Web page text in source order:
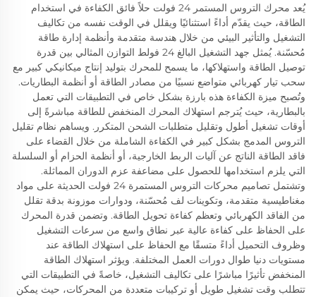
يُعد محرك التروس المستمر 24 فولت حلاً فائق الكفاءة في استخدام
الطاقة، حيث يقدّم أداءً استثنائيًا ويقلل في الوقت نفسه من تكاليف
التشغيل والتأثير البيئي من خلال هندسة متقدمة وأنظمة إدارة طاقة
مُحسّنة. يُمثل جهد التشغيل البالغ 24 فولط التوازن المثالي بين قدرة
توصيل الطاقة واستهلاكها، ما يسمح للمحرك بتوليد إنتاج ميكانيكي كبير مع
سحب تيار كهربائي متواضع نسبيًا من مصادر الطاقة أو أنظمة البطاريات.
وتُصبح ميزة الكفاءة هذه بارزة بشكل خاص في التطبيقات التي تعمل
بالبطارية، حيث يُترجم استهلاك المحرك المنخفض للطاقة مباشرةً إلى
أوقات تشغيل أطول وتقليل متطلبات الشحن المتكرر. ويساهم نظام تقليل
التروس المدمج بشكل كبير في الكفاءة الشاملة من خلال القضاء على
فاقد الطاقة الناتج عن آليات الربط الخارجية، أو أنظمة الحزام أو السلسلة
التي يلزم استخدامها للحصول على مضاعفة عزم الدوران المماثلة.
وتشتمل تصاميم محركات التروس المستمرة 24 فولت الحديثة على مواد
مغناطيسية متقدمة، وتكوينات لف مُحسّنة، ودوارات موزونة بدقة تقلل
من الفاقد الكهربائي وتعظم كفاءة تحويل الطاقة. وتضمن قدرة المحرك
على الحفاظ على كفاءة عالية عبر نطاق واسع من سرعات التشغيل
وظروف التحميل أداءً متسقًا مع الحفاظ على استهلاك الطاقة عند
مستويات دنيا طوال دورات العمل المختلفة. ويؤثر استهلاك الطاقة
المنخفض تأثيرًا مباشرًا على تكاليف التشغيل، خاصةً في التطبيقات التي
تتطلب وقت تشغيل طويل أو تركيبات متعددة من المحركات، حيث يمكن